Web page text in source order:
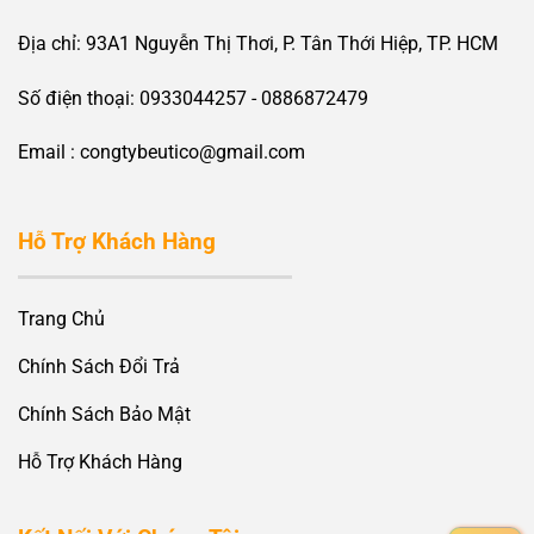
Địa chỉ: 93A1 Nguyễn Thị Thơi, P. Tân Thới Hiệp, TP. HCM
Số điện thoại: 0933044257 - 0886872479
Email : congtybeutico@gmail.com
Hỗ Trợ Khách Hàng
Trang Chủ
Chính Sách Đổi Trả
Chính Sách Bảo Mật
Hỗ Trợ Khách Hàng